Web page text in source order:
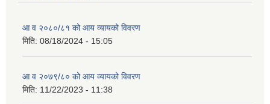
आ व २०८०/८१ को आय व्यायको विवरण
मिति: 08/18/2024 - 15:05
आ व २०७९/८० को आय व्यायको विवरण
मिति: 11/22/2023 - 11:38